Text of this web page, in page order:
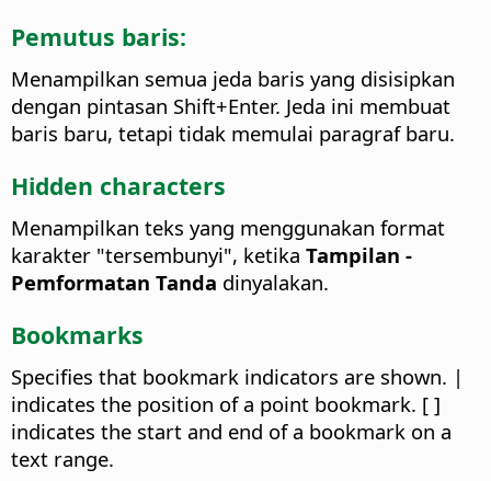
Pemutus baris:
Menampilkan semua jeda baris yang disisipkan
dengan pintasan Shift+Enter. Jeda ini membuat
baris baru, tetapi tidak memulai paragraf baru.
Hidden characters
Menampilkan teks yang menggunakan format
karakter "tersembunyi", ketika Tampilan -
Pemformatan Tanda dinyalakan.
Bookmarks
Specifies that bookmark indicators are shown. |
indicates the position of a point bookmark. [ ]
indicates the start and end of a bookmark on a
text range.